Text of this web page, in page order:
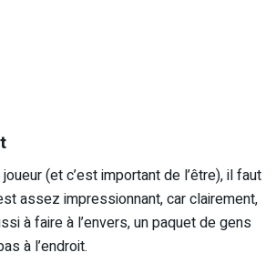
(et c’est important de l’être), il faut
assez impressionnant, car clairement,
à faire à l’envers, un paquet de gens
à l’endroit.